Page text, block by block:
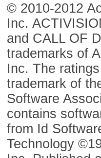
© 2010-2012
Inc.
and CALL OF
trademarks of
Inc. The
trademark of
Software
contains
from Id
Technology